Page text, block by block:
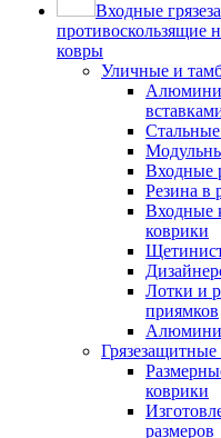
Входные
противоскользящие
ковры
Уличные и
Входные
Резина в
Входные
коврики
Лотки и
приямков
коврики
размеров